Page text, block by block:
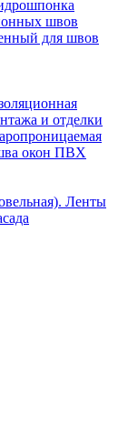
швов
для швов
и отделки
окон ПВХ
Ленты